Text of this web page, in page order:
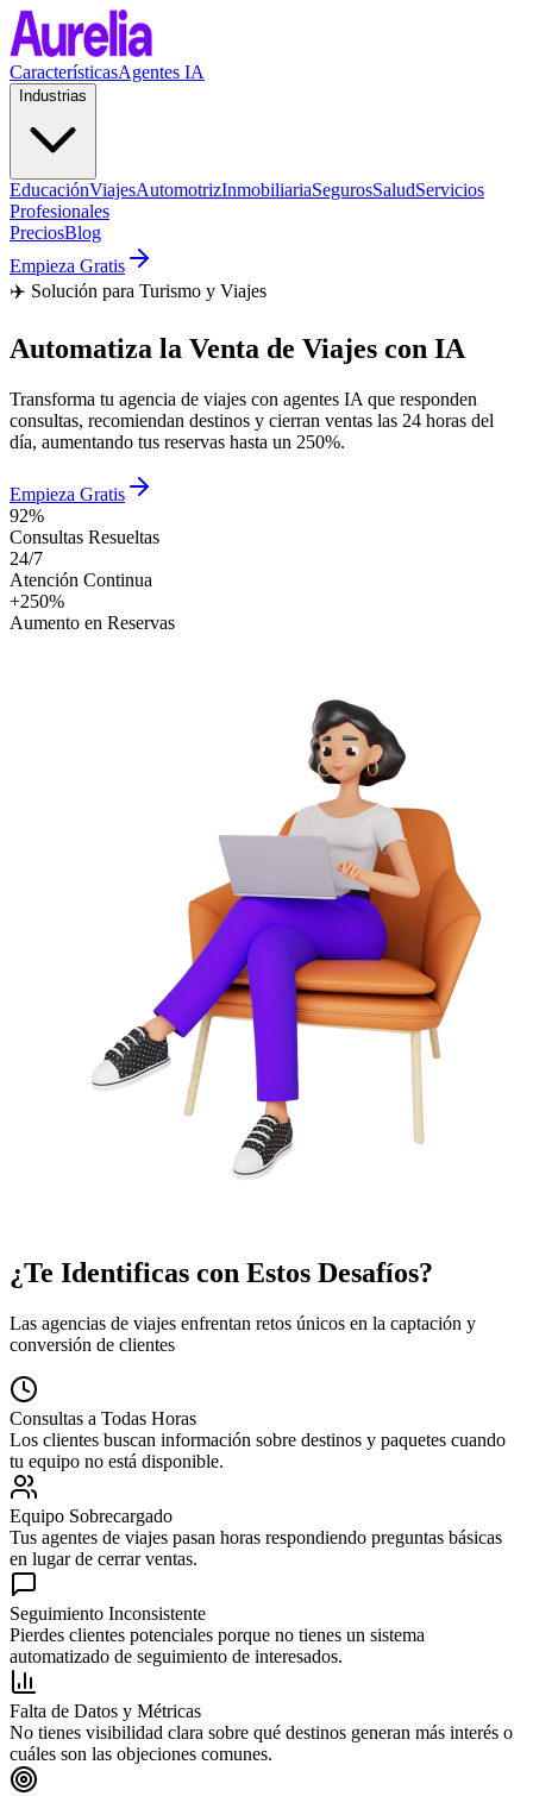
CaracterísticasAgentes IA
Industrias
EducaciónViajesAutomotrizInmobiliariaSegurosSaludServicios
Profesionales
PreciosBlog
Empieza Gratis
✈️ Solución para Turismo y Viajes
Automatiza la Venta de Viajes con IA
Transforma tu agencia de viajes con agentes IA que responden
consultas, recomiendan destinos y cierran ventas las 24 horas del
día, aumentando tus reservas hasta un 250%.
Empieza Gratis
92%
Consultas Resueltas
24/7
Atención Continua
+250%
Aumento en Reservas
¿Te Identificas con Estos Desafíos?
Las agencias de viajes enfrentan retos únicos en la captación y
conversión de clientes
Consultas a Todas Horas
Los clientes buscan información sobre destinos y paquetes cuando
tu equipo no está disponible.
Equipo Sobrecargado
Tus agentes de viajes pasan horas respondiendo preguntas básicas
en lugar de cerrar ventas.
Seguimiento Inconsistente
Pierdes clientes potenciales porque no tienes un sistema
automatizado de seguimiento de interesados.
Falta de Datos y Métricas
No tienes visibilidad clara sobre qué destinos generan más interés o
cuáles son las objeciones comunes.